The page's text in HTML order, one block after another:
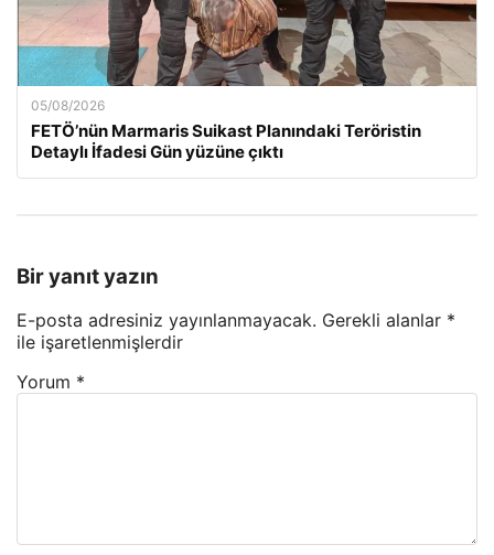
05/08/2026
FETÖ’nün Marmaris Suikast Planındaki Teröristin
Detaylı İfadesi Gün yüzüne çıktı
Bir yanıt yazın
E-posta adresiniz yayınlanmayacak. Gerekli alanlar *
ile işaretlenmişlerdir
Yorum *